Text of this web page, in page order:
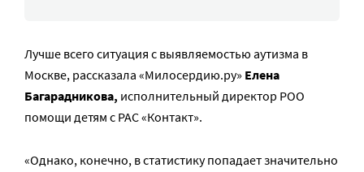
Лучше всего ситуация с выявляемостью аутизма в
Москве, рассказала «Милосердию.ру» Елена
Багарадникова, исполнительный директор РОО
помощи детям с РАС «Контакт».
«Однако, конечно, в статистику попадает значительно